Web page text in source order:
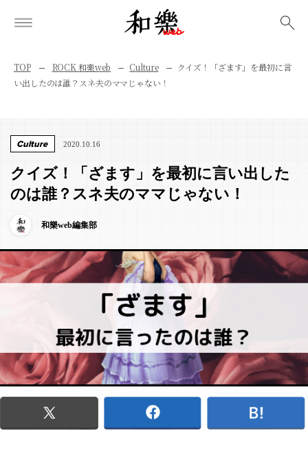
TOP ROCK 和樂web Culture
クイズ！「ざます」を最初に言
い出したのは誰？スネ夫のママじゃない！
Culture 2020.10.16
クイズ！「ざます」を最初に言い出した
のは誰？スネ夫のママじゃない！
和樂web編集部